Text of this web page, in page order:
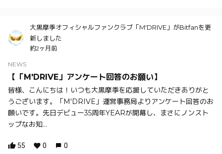
大黒摩季オフィシャルファンクラブ「M'DRIVE」がBitfanを更
新しました
約2ヶ月前
NEWS
【「M'DRIVE」アンケート回答のお願い】
皆様、こんにちは！いつも大黒摩季を応援していただきありがと
うございます。「M'DRIVE」運営事務局よりアンケート回答のお
願いです。先日デビュー35周年YEARが開幕し、まさにノンスト
ップなお知...
55 0 0